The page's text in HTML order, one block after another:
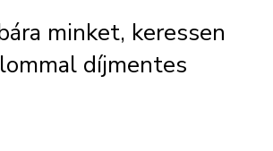
minket, keressen
díjmentes